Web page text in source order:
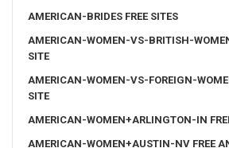
AMERICAN-BRIDES FREE SITES
AMERICAN-WOMEN-VS-BRITISH-
SITE
AMERICAN-WOMEN-VS-FOREIGN-
SITE
AMERICAN-WOMEN+ARLINGTON-IN
AMERICAN-WOMEN+AUSTIN-NV FREE